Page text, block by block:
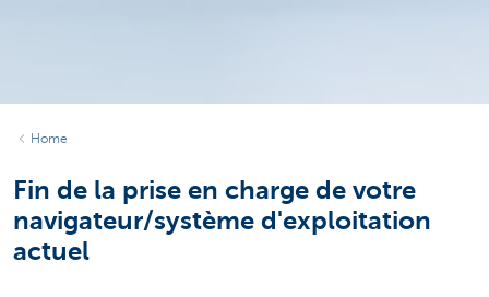
Home
Fin de la prise en charge de votre
navigateur/système d'exploitation
actuel